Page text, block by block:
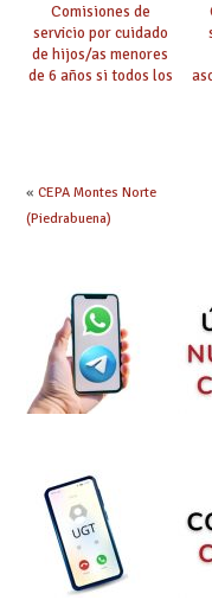
Comisiones de
servicio por cuidado
de hijos/as menores
de 6 años si todos los
« CEPA Montes Norte
(Piedrabuena)